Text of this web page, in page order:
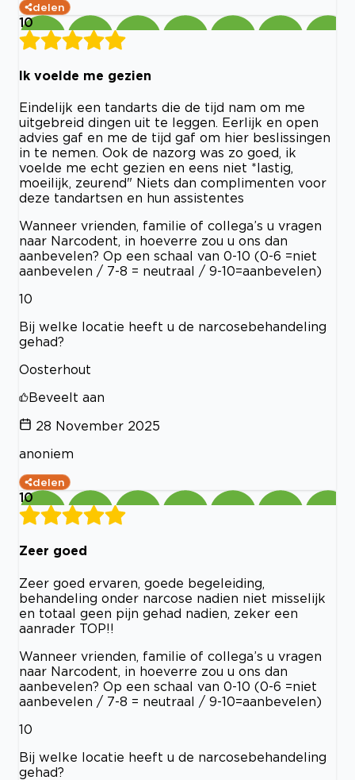
delen
10
Ik voelde me gezien
Eindelijk een tandarts die de tijd nam om me
uitgebreid dingen uit te leggen. Eerlijk en open
advies gaf en me de tijd gaf om hier beslissingen
in te nemen. Ook de nazorg was zo goed, ik
voelde me echt gezien en eens niet *lastig,
moeilijk, zeurend" Niets dan complimenten voor
deze tandartsen en hun assistentes
Wanneer vrienden, familie of collega’s u vragen
naar Narcodent, in hoeverre zou u ons dan
aanbevelen? Op een schaal van 0-10 (0-6 =niet
aanbevelen / 7-8 = neutraal / 9-10=aanbevelen)
10
Bij welke locatie heeft u de narcosebehandeling
gehad?
Oosterhout
Beveelt aan
28 November 2025
anoniem
delen
10
Zeer goed
Zeer goed ervaren, goede begeleiding,
behandeling onder narcose nadien niet misselijk
en totaal geen pijn gehad nadien, zeker een
aanrader TOP!!
Wanneer vrienden, familie of collega’s u vragen
naar Narcodent, in hoeverre zou u ons dan
aanbevelen? Op een schaal van 0-10 (0-6 =niet
aanbevelen / 7-8 = neutraal / 9-10=aanbevelen)
10
Bij welke locatie heeft u de narcosebehandeling
gehad?